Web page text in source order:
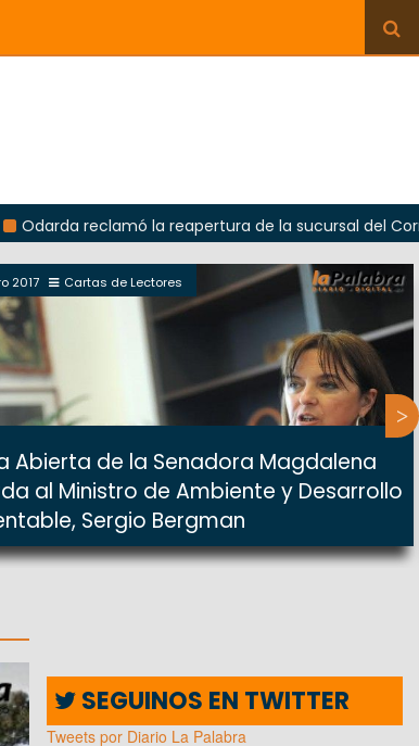
reclamó la reapertura de la sucursal del Correo
2017 Cartas de Lectores
Abierta de la Senadora Magdalena
al Ministro de Ambiente y Desarrollo
Sergio Bergman
SEGUINOS EN TWITTER
Tweets por Diario La Palabra